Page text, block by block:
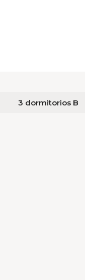
3 dormitorios B